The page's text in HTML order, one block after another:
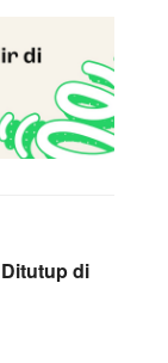
di